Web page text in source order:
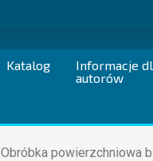
Katalog
Informacje
autorów
Obróbka powierzchniowa